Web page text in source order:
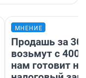
МНЕНИЕ
Продашь за
возьмут с
нам готовит